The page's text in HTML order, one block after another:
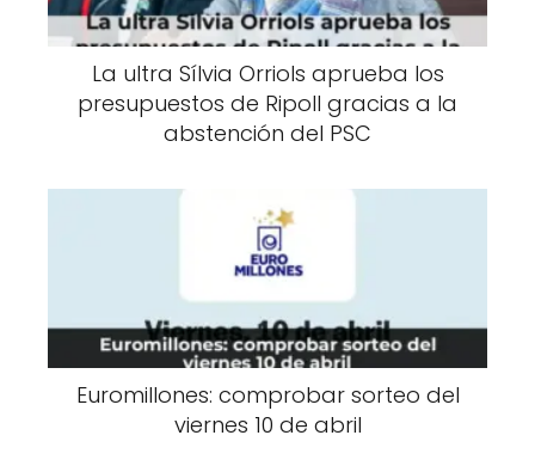
La ultra Sílvia Orriols aprueba los
presupuestos de Ripoll gracias a la
abstención del PSC
Euromillones: comprobar sorteo del
viernes 10 de abril